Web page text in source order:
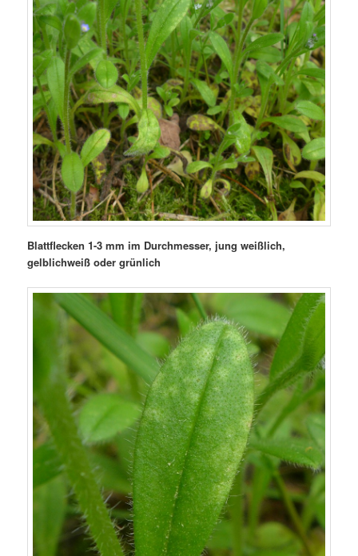
Blattflecken 1-3 mm im Durchmesser, jung weißlich,
gelblichweiß oder grünlich